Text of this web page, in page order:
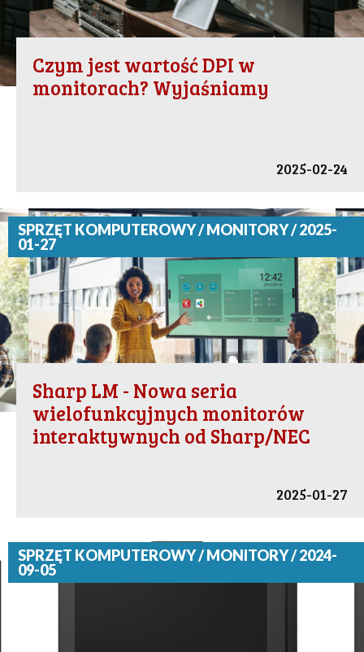
Czym jest wartość DPI w
monitorach? Wyjaśniamy
2025-02-24
SPRZĘT KOMPUTEROWY / MONITORY / 2025-
01-27
Sharp LM - Nowa seria
wielofunkcyjnych monitorów
interaktywnych od Sharp/NEC
2025-01-27
SPRZĘT KOMPUTEROWY / MONITORY / 2024-
09-05